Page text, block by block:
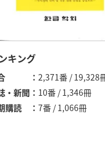
キング
2,371番 / 19,328
・新聞
10番 / 1,346冊
購読
7番 / 1,066冊